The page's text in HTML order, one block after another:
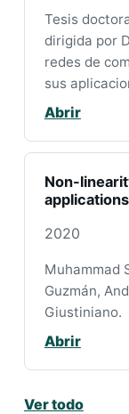
Tesis
dirigida por
redes de
sus
Abrir
Non-
applications
2020
Muhammad
Guzmán,
Giustiniano.
Abrir
Ver todo